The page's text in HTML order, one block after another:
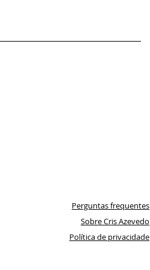
Perguntas frequentes
Sobre Cris Azevedo
Política de privacidade